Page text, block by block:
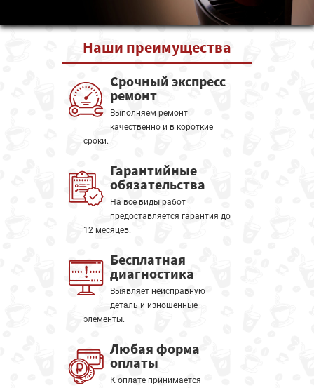
Наши преимущества
Срочный экспресс
ремонт
Выполняем ремонт
качественно и в короткие
сроки.
Гарантийные
обязательства
На все виды работ
предоставляется гарантия до
12 месяцев.
Бесплатная
диагностика
Выявляет неисправную
деталь и изношенные
элементы.
Любая форма
оплаты
К оплате принимается